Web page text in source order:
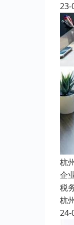
23-
杭
企
税
杭
24-